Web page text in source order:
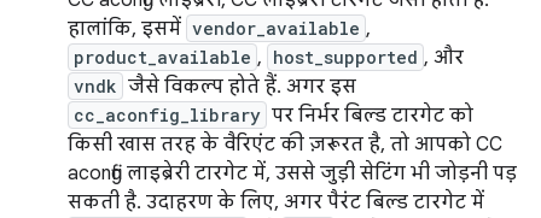
हालांकि, इसमें vendor_available ,
product_available , host_supported , और
vndk जैसे विकल्प होते हैं. अगर इस
cc_aconfig_library पर निर्भर बिल्ड टारगेट को
किसी खास तरह के वैरिएंट की ज़रूरत है, तो आपको CC
aconfig लाइब्रेरी टारगेट में, उससे जुड़ी सेटिंग भी जोड़नी पड़
सकती है. उदाहरण के लिए, अगर पैरंट बिल्ड टारगेट में